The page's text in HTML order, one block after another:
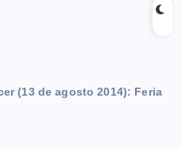
(13 de agosto 2014): Feria